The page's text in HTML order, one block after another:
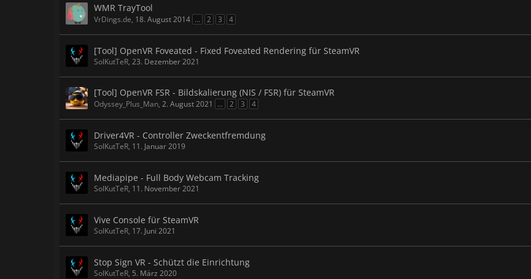
WMR TrayTool
VrDings.de, 18. August 2014 ... 2 3 4
[Tool] OpenVR Foveated - Fixed Foveated Rendering für SteamVR
SolKutTeR, 23. Dezember 2021
[Tool] OpenVR FSR - Bildskalierung (NIS / FSR) für SteamVR
Odyssey_Plus_Man, 2. August 2021 ... 2 3 4
Driver4VR - Controller Zweckentfremdung
SolKutTeR, 11. Januar 2019
Mediapipe - Full Body Webcam Tracking
SolKutTeR, 11. November 2021
Vive Console für SteamVR
SolKutTeR, 17. Juni 2021
Stop Sign VR - Schützt die Einrichtung
SolKutTeR, 5. März 2020